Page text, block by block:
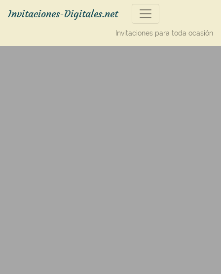
Invitaciones-Digitales.net
Invitaciones para toda ocasión